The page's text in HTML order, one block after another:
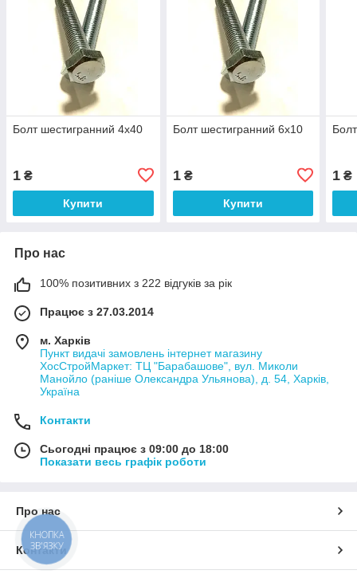
Болт шестигранний 4х40
1 ₴
Купити
Болт шестигранний 6х10
1₴
Купити
1 ₴
Про нас
100% позитивних з 222 відгуків за рік
Працює з 27.03.2014
м. Харків
Пункт видачі замовлень інтернет магазину
ХосСтройМаркет: ТЦ "Барабашове", вул. Миколи
Манойло (раніше Олександра Ульянова), д. 54, Харків,
Україна
Контакти
Сьогодні працює з 09:00 до 18:00
Показати весь графік роботи
Про нас
Контакти
КНОПКА
ЗВ'ЯЗКУ